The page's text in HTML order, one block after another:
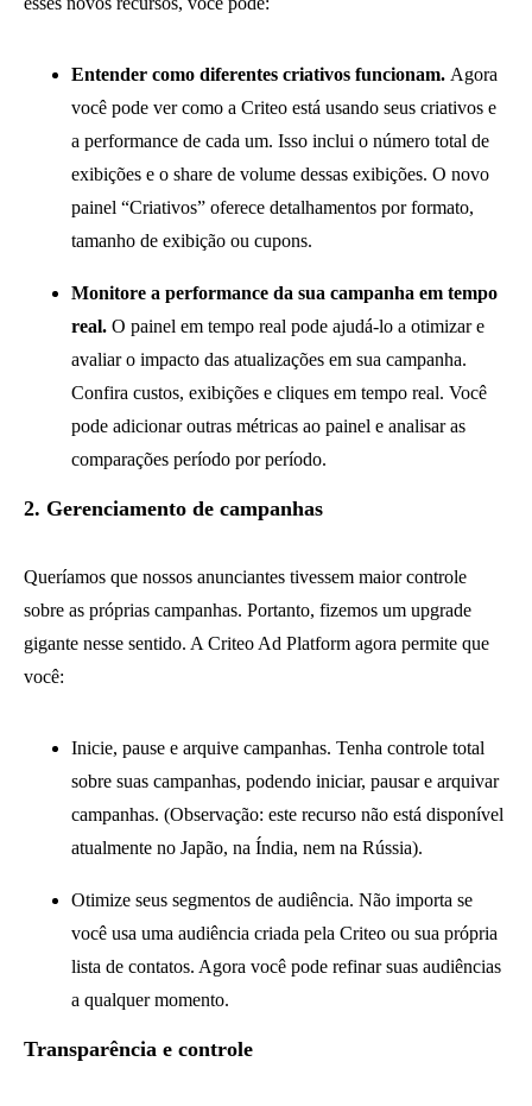
Entender como diferentes criativos funcionam. Agora
você pode ver como a Criteo está usando seus criativos e
a performance de cada um. Isso inclui o número total de
exibições e o share de volume dessas exibições. O novo
painel “Criativos” oferece detalhamentos por formato,
tamanho de exibição ou cupons.
Monitore a performance da sua campanha em tempo
real. O painel em tempo real pode ajudá-lo a otimizar e
avaliar o impacto das atualizações em sua campanha.
Confira custos, exibições e cliques em tempo real. Você
pode adicionar outras métricas ao painel e analisar as
comparações período por período.
2. Gerenciamento de campanhas
Queríamos que nossos anunciantes tivessem maior controle
sobre as próprias campanhas. Portanto, fizemos um upgrade
gigante nesse sentido. A Criteo Ad Platform agora permite que
você:
Inicie, pause e arquive campanhas. Tenha controle total
sobre suas campanhas, podendo iniciar, pausar e arquivar
campanhas. (Observação: este recurso não está disponível
atualmente no Japão, na Índia, nem na Rússia).
Otimize seus segmentos de audiência. Não importa se
você usa uma audiência criada pela Criteo ou sua própria
lista de contatos. Agora você pode refinar suas audiências
a qualquer momento.
Transparência e controle